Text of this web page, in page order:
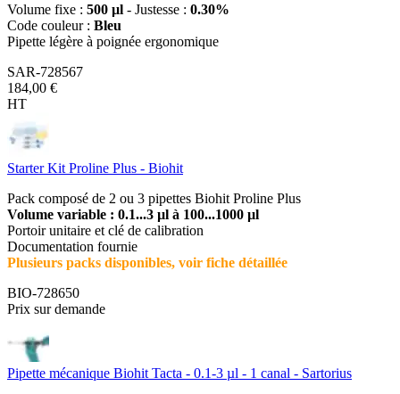
Volume fixe : 500 µl - Justesse : 0.30%
Code couleur : Bleu
Pipette légère à poignée ergonomique
SAR-728567
184,00 €
HT
Starter Kit Proline Plus - Biohit
Pack composé de 2 ou 3 pipettes Biohit Proline Plus
Volume variable : 0.1...3 µl à 100...1000 µl
Portoir unitaire et clé de calibration
Documentation fournie
Plusieurs packs disponibles, voir fiche détaillée
BIO-728650
Prix sur demande
Pipette mécanique Biohit Tacta - 0.1-3 µl - 1 canal - Sartorius